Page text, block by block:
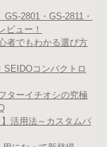
2801・GS-2811・
ビュー！
者でもわかる選び方
コンパクトロ
ターイチオシの究極
活用法～カスタムパ